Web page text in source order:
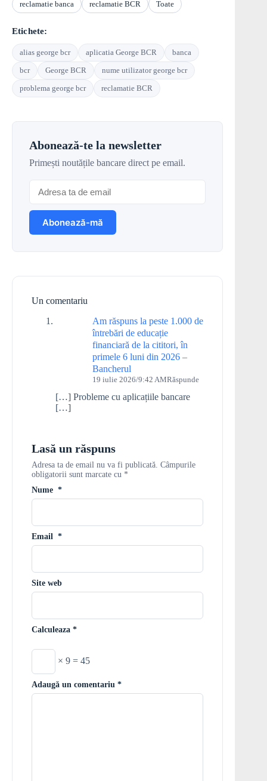
reclamatie banca
reclamatie BCR Toate
Etichete:
alias george bcr aplicatia George BCR
banca
bcr
George BCR
nume utilizator george bcr
problema george bcr
reclamatie BCR
Abonează-te la newsletter
Primești noutățile bancare direct pe email.
Un comentariu
Am răspuns la peste 1.000 de
întrebări de educație
financiară de la cititori, în
primele 6 luni din 2026 –
Bancherul
19 iulie 2026/9:42 AMRăspunde
[…] Probleme cu aplicațiile bancare
[…]
Lasă un răspuns
Adresa ta de email nu va fi publicată. Câmpurile
obligatorii sunt marcate cu *
Nume *
Email *
Site web
Calculeaza *
× 9 = 45
Adaugă un comentariu *